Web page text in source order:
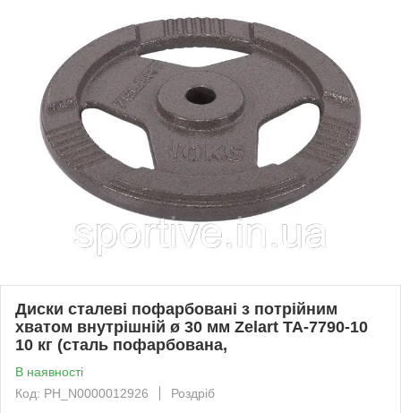
Диски сталеві пофарбовані з потрійним
хватом внутрішній ø 30 мм Zelart TA-7790-10
10 кг (сталь пофарбована,
В наявності
Код: PH_N0000012926
Роздріб